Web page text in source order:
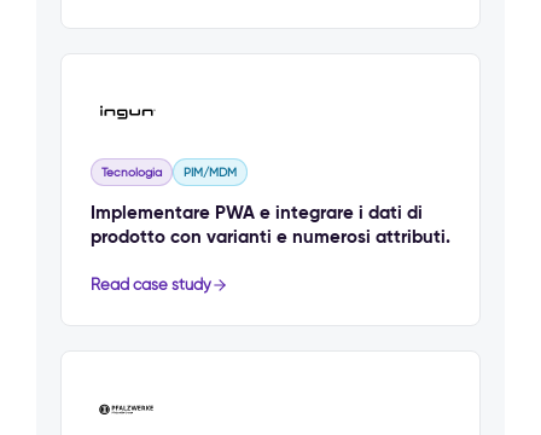
Tecnologia PIM/MDM
Implementare PWA e integrare i dati di
prodotto con varianti e numerosi attributi.
Read case study